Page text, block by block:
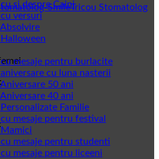
Tricou Stomatolog
si despre Caini
versuri
mesaje pentru burlacite
cu luna nasterii
50 ani
40 ani
Familie
mesaje pentru festival
mesaje pentru studenti
mesaje pentru liceeni